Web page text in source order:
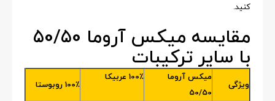
کنید.
مقایسه میکس آروما 50/50
با سایر ترکیبات
ویژگی
میکس آروما
50/50
100٪ عربیکا
100٪ روبوستا